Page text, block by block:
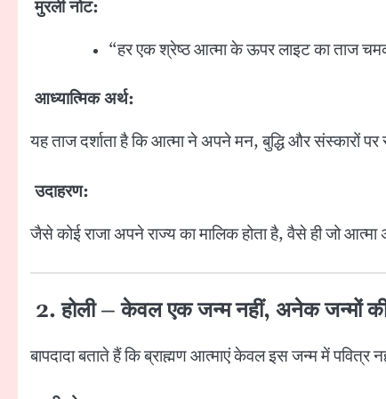
मुरली नोट:
“हर एक श्रेष्ठ आत्मा के ऊपर लाइट का ताज
आध्यात्मिक अर्थ:
यह ताज दर्शाता है कि आत्मा ने अपने मन, बुद्धि और संस्कारों पर
उदाहरण:
जैसे कोई राजा अपने राज्य का मालिक होता है, वैसे ही जो आत्मा
2. होली – केवल एक जन्म नहीं, अनेक जन्मों की
बापदादा बताते हैं कि ब्राह्मण आत्माएं केवल इस जन्म में पवित्र